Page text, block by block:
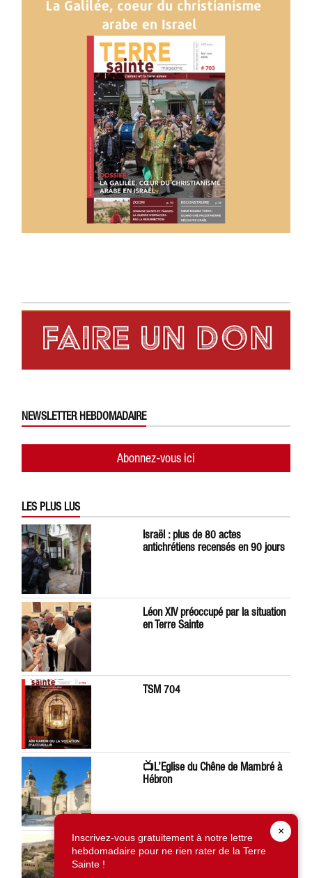
NEWSLETTER HEBDOMADAIRE
Abonnez-vous ici
LES PLUS LUS
Israël : plus de 80 actes
antichrétiens recensés en 90 jours
Léon XIV préoccupé par la situation
en Terre Sainte
TSM 704
📺L’Eglise du Chêne de Mambré à
Hébron
À Silwan, la saisie d’une terre du
Patriarcat grec-orthodoxe inquiète
×
Inscrivez-vous gratuitement à notre lettre
hebdomadaire pour ne rien rater de la Terre
Sainte !